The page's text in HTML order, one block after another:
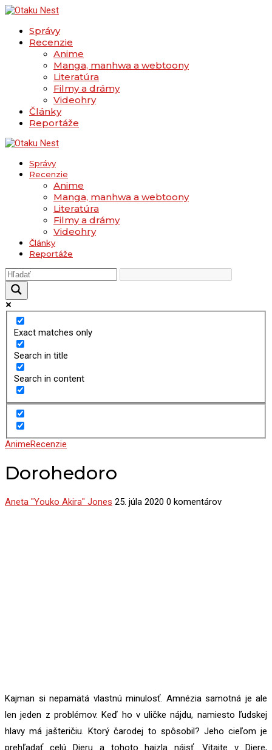
Správy
Recenzie
Anime
Manga, manhwa a webtoony
Literatúra
Filmy a drámy
Videohry
Články
Reportáže
Správy
Recenzie
Anime
Manga, manhwa a webtoony
Literatúra
Filmy a drámy
Videohry
Články
Reportáže
Exact matches only
Search in title
Search in content
AnimeRecenzie
Dorohedoro
Aneta "Youko Akira" Jones 25. júla 2020 0 komentárov
Kajman si nepamätá vlastnú minulosť. Amnézia samotná je ale
len jeden z problémov. Keď ho v uličke nájdu, namiesto ľudskej
hlavy má jašteričiu. Ktorý čarodej to spôsobil? Jeho cieľom je
prehľadať celú Dieru a tohoto hajzla nájsť. Vitajte v Diere,